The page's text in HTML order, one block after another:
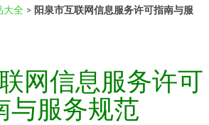
大全 > 阳泉市互联网信息服务许可指南与服
网信息服务许可
与服务规范